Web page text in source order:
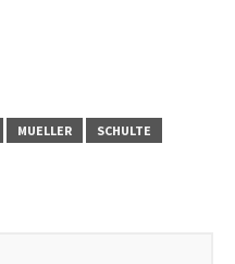
MUELLER
SCHULTE